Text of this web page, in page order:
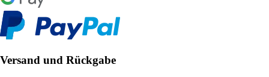
Versand und Rückgabe